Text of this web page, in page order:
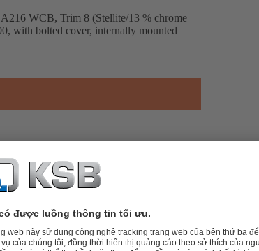
WCB, Trim 8 (Stellite/13 % chrome
with bolted cover, internally mounted